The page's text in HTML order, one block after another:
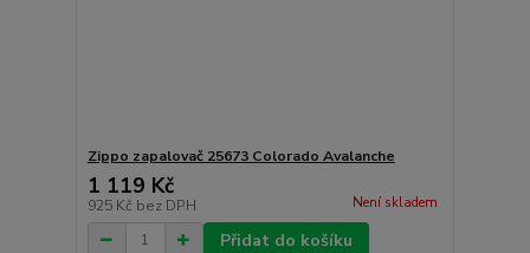
Zippo zapalovač 25673 Colorado Avalanche
1 119 Kč
925 Kč bez DPH Není skladem
Přidat do košíku